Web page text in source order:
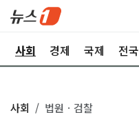
사회 경제 국제 전국
사회 법원ㆍ검찰